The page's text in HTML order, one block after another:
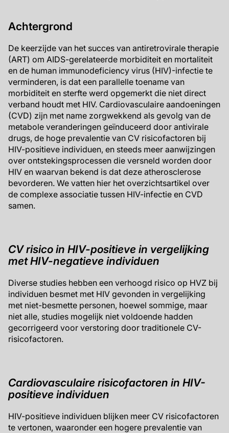
Achtergrond
De keerzijde van het succes van antiretrovirale therapie
(ART) om AIDS-gerelateerde morbiditeit en mortaliteit
en de human immunodeficiency virus (HIV)-infectie te
verminderen, is dat een parallelle toename van
morbiditeit en sterfte werd opgemerkt die niet direct
verband houdt met HIV. Cardiovasculaire aandoeningen
(CVD) zijn met name zorgwekkend als gevolg van de
metabole veranderingen geïnduceerd door antivirale
drugs, de hoge prevalentie van CV risicofactoren bij
HIV-positieve individuen, en steeds meer aanwijzingen
over ontstekingsprocessen die versneld worden door
HIV en waarvan bekend is dat deze atherosclerose
bevorderen. We vatten hier het overzichtsartikel over
de complexe associatie tussen HIV-infectie en CVD
samen.
CV risico in HIV-positieve in vergelijking
met HIV-negatieve individuen
Diverse studies hebben een verhoogd risico op HVZ bij
individuen besmet met HIV gevonden in vergelijking
met niet-besmette personen, hoewel sommige, maar
niet alle, studies mogelijk niet voldoende hadden
gecorrigeerd voor verstoring door traditionele CV-
risicofactoren.
Cardiovasculaire risicofactoren in HIV-
positieve individuen
HIV-positieve individuen blijken meer CV risicofactoren
te vertonen, waaronder een hogere prevalentie van